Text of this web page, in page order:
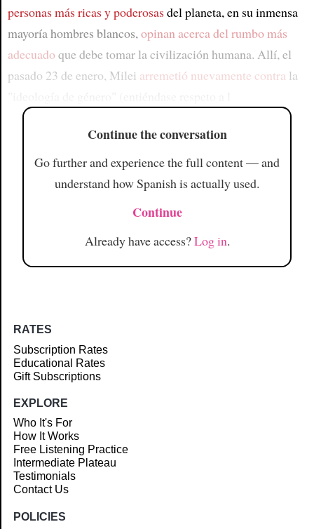
personas más ricas y poderosasdel planeta, en su inmensa
mayoría hombres blancos,opinan acerca del rumbo más
adecuado que debe tomar la civilización humana. Allí, el
pasado 23 de enero, Milei arremetió nuevamente contra la
Continue the conversation
Go further and experience the full content — and
understand how Spanish is actually used.
Continue
Already have access?Log in.
RATES
Subscription Rates
Educational Rates
Gift Subscriptions
EXPLORE
Who It's For
How It Works
Free Listening Practice
Intermediate Plateau
Testimonials
Contact Us
POLICIES